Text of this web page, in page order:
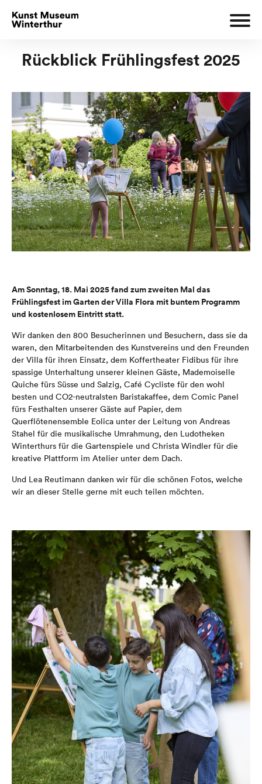
Rückblick Frühlingsfest 2025
Am Sonntag, 18. Mai 2025 fand zum zweiten Mal das
Frühlingsfest im Garten der Villa Flora mit buntem Programm
und kostenlosem Eintritt statt.
Wir danken den 800 Besucherinnen und Besuchern, dass sie da
waren, den Mitarbeitenden des Kunstvereins und den Freunden
der Villa für ihren Einsatz, dem Koffertheater Fidibus für ihre
spassige Unterhaltung unserer kleinen Gäste, Mademoiselle
Quiche fürs Süsse und Salzig, Café Cycliste für den wohl
besten und CO2-neutralsten Baristakaffee, dem Comic Panel
fürs Festhalten unserer Gäste auf Papier, dem
Querflötenensemble Eolica unter der Leitung von Andreas
Stahel für die musikalische Umrahmung, den Ludotheken
Winterthurs für die Gartenspiele und Christa Windler für die
kreative Plattform im Atelier unter dem Dach.
Und Lea Reutimann danken wir für die schönen Fotos, welche
wir an dieser Stelle gerne mit euch teilen möchten.